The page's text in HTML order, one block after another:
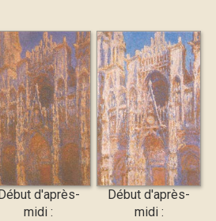
Début d'après-
midi :
Début d'après-
midi :